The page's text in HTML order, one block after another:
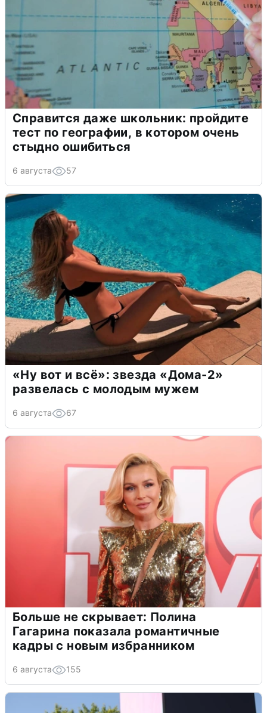
Справится даже школьник: пройдите
тест по географии, в котором очень
стыдно ошибиться
6 августа 57
«Ну вот и всё»: звезда «Дома-2»
развелась с молодым мужем
6 августа 67
Больше не скрывает: Полина
Гагарина показала романтичные
кадры с новым избранником
6 августа 155